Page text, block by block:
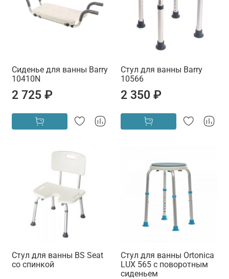
Сиденье для ванны Barry
10410N
2 725 ₽
Стул для ванны Barry
10566
2 350 ₽
Стул для ванны BS Seat
со спинкой
Стул для ванны Ortonica
LUX 565 с поворотным
сиденьем